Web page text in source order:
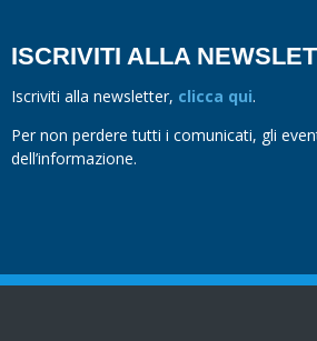
ISCRIVITI ALLA
Iscriviti alla newsletter, clicca qui.
Per non perdere tutti i comunicati, gli
dell’informazione.